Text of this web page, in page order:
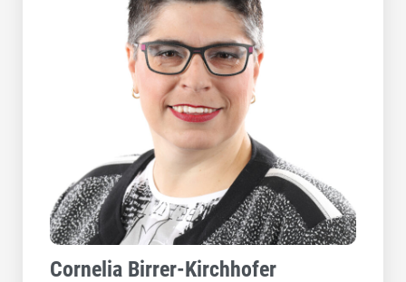
Cornelia Birrer-Kirchhofer